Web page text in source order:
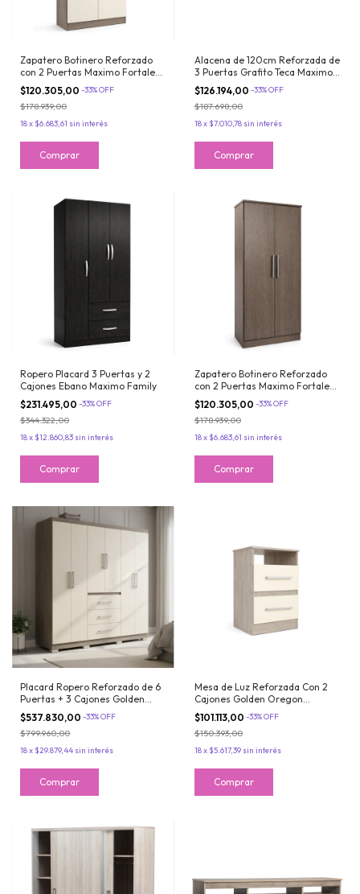
Zapatero Botinero Reforzado
con 2 Puertas Maximo Fortaleza
18 pares Golden Oregon
$120.305,00 -33%OFF
$178.939,00
18x $6.683,61 sin interés
Alacena de 120cm Reforzada de
3 Puertas Grafito Teca Maximo
Acapulco
$126.194,00 -33%OFF
$187.698,00
18x $7.010,78 sin interés
Ropero Placard 3 Puertas y 2
Cajones Ebano Maximo Family
$231.495,00 -33%OFF
$344.322,00
18x $12.860,83 sin interés
Zapatero Botinero Reforzado
con 2 Puertas Maximo Fortaleza
18 pares Dakota
$120.305,00 -33%OFF
$178.939,00
18x $6.683,61 sin interés
Placard Ropero Reforzado de 6
Puertas + 3 Cajones Golden
Oregon Maximo Fortaleza
$537.830,00 -33%OFF
$799.960,00
18x $29.879,44 sin interés
Mesa de Luz Reforzada Con 2
Cajones Golden Oregon
Maximo Fortaleza
$101.113,00 -33%OFF
$150.393,00
18x $5.617,39 sin interés